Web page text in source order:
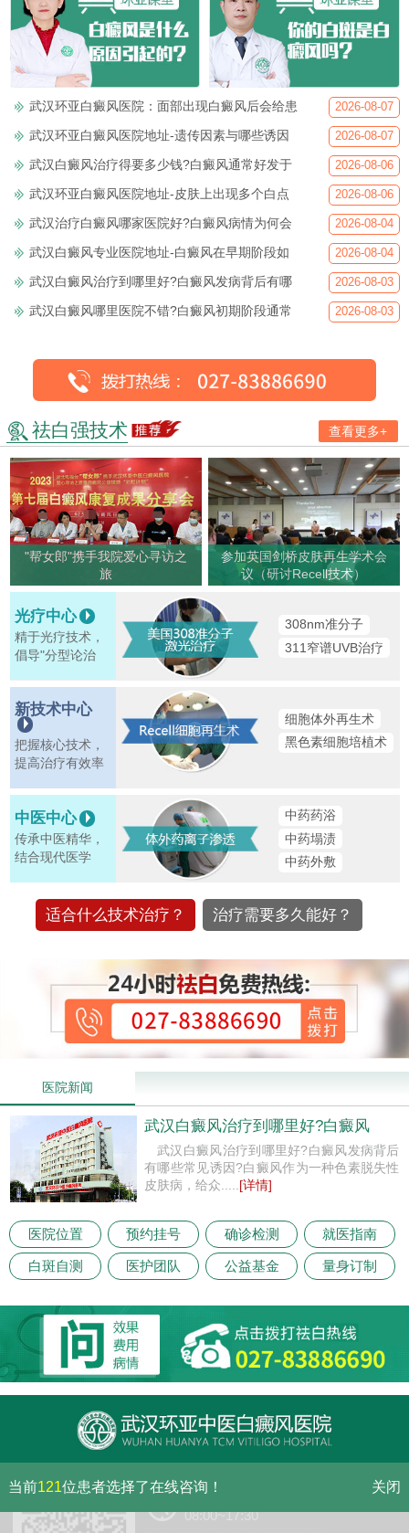
武汉环亚白癜风医院：面部出现白癜风后会给患 2026-08-07
武汉环亚白癜风医院地址-遗传因素与哪些诱因 2026-08-07
武汉白癜风治疗得要多少钱?白癜风通常好发于 2026-08-06
武汉环亚白癜风医院地址-皮肤上出现多个白点 2026-08-06
武汉治疗白癜风哪家医院好?白癜风病情为何会 2026-08-04
武汉白癜风专业医院地址-白癜风在早期阶段如 2026-08-04
武汉白癜风治疗到哪里好?白癜风发病背后有哪 2026-08-03
武汉白癜风哪里医院不错?白癜风初期阶段通常 2026-08-03
祛白强技术 查看更多+
"帮女郎"携手我院爱心寻访之
旅
参加英国剑桥皮肤再生学术会
议（研讨Recell技术）
光疗中心
精于光疗技术，
倡导"分型论治
308nm准分子
311窄谱UVB治疗
新技术中心
把握核心技术，
提高治疗有效率
细胞体外再生术
黑色素细胞培植术
中医中心
传承中医精华，
结合现代医学
中药药浴
中药塌渍
中药外敷
适合什么技术治疗？ 治疗需要多久能好？
医院新闻
武汉白癜风治疗到哪里好?白癜风
武汉白癜风治疗到哪里好?白癜风发病背后
有哪些常见诱因?白癜风作为一种色素脱失性
皮肤病，给众..... [详情]
医院位置 预约挂号 确诊检测 就医指南
白斑自测 医护团队 公益基金 量身订制
门诊（节假日无休息）
08:00~17:30
当前121位患者选择了在线咨询！ 关闭